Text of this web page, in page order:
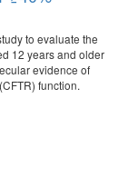
to evaluate the
12 years and older
evidence of
function.